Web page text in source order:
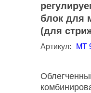
блок для
(для
Артикул: МТ